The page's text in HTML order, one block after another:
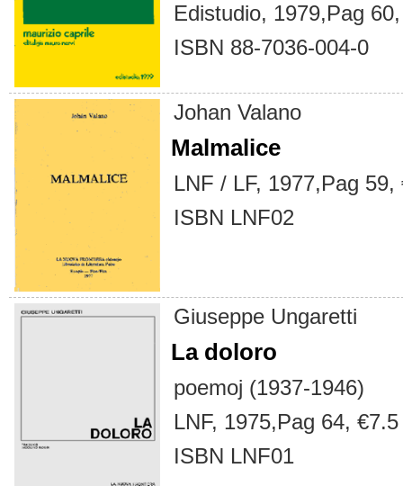
Edistudio, 1979,Pag
ISBN 88-7036-004-0
Johan Valano
Malmalice
LNF / LF, 1977,Pag 59,
ISBN LNF02
Giuseppe Ungaretti
La doloro
poemoj (1937-1946)
LNF, 1975,Pag 64, €7.5
ISBN LNF01